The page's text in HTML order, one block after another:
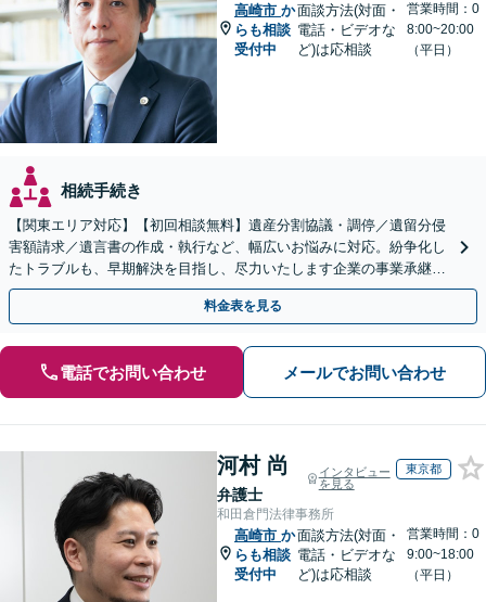
高崎市 か
らも相談
受付中
面談方法(対面・
電話・ビデオな
ど)は応相談
営業時間：0
8:00~20:00
（平日）
相続手続き
【関東エリア対応】【初回相談無料】遺産分割協議・調停／遺留分侵
害額請求／遺言書の作成・執行など、幅広いお悩みに対応。紛争化し
たトラブルも、早期解決を目指し、尽力いたします企業の事業承継の
お悩みもご相談ください【夜間・休日面談】【電話相談可】
料金表を見る
電話でお問い合わせ メールでお問い合わせ
河村 尚
弁護士
インタビュー
を見る
東京都
和田倉門法律事務所
高崎市 か
らも相談
受付中
面談方法(対面・
電話・ビデオな
ど)は応相談
営業時間：0
9:00~18:00
（平日）